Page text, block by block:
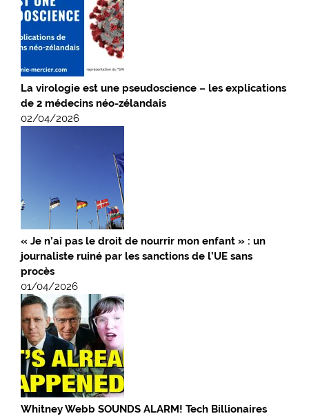
La virologie est une pseudoscience – les explications
de 2 médecins néo-zélandais
02/04/2026
« Je n’ai pas le droit de nourrir mon enfant » : un
journaliste ruiné par les sanctions de l’UE sans
procès
01/04/2026
Whitney Webb SOUNDS ALARM! Tech Billionaires